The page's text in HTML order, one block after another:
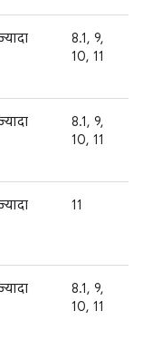
8.1, 9,
10, 11
8.1, 9,
10, 11
11
8.1, 9,
10, 11